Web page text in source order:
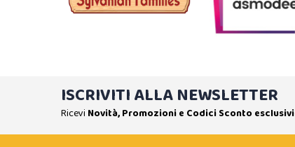
ISCRIVITI ALLA NEWSLETTER
Ricevi Novità, Promozioni e Codici Sconto esclusivi